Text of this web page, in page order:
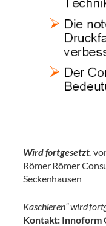
Wird fortgesetzt.
Römer Römer
Kaschieren” wird
Kontakt: Innoform